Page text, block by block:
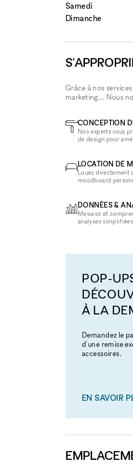
Samedi
Dimanche
Grâce à nos
marketing... Nous
CONCEPTION
Nos experts vous
de design pour
LOCATION DE
Louez directement
moodboard
DONNÉES &
Mesurez et
analyses
POP-
À LA
Demandez le
d'une remise
accessoires.
EN SAVOIR